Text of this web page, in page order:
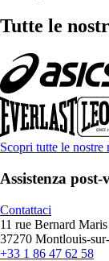
Tutte le
Scopri tutte le nostre
Assistenza
Contattaci
11 rue Bernard Maris
37270 Montlouis-
+33 1 86 47 62 58